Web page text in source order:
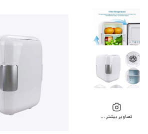
تصاویر بیشتر …